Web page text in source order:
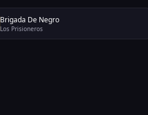
Brigada De Negro
Los Prisioneros